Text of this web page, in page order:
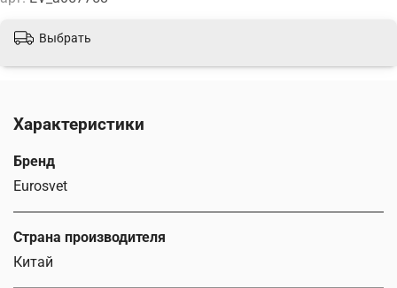
Выбрать
Характеристики
Бренд
Eurosvet
Страна производителя
Китай